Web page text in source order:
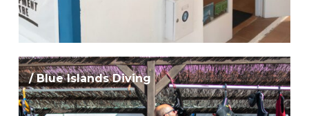
/ Blue Islands Diving